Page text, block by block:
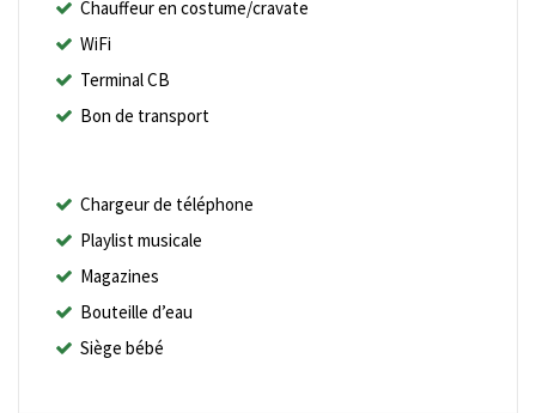
Chauffeur en costume/cravate
WiFi
Terminal CB
Bon de transport
Chargeur de téléphone
Playlist musicale
Magazines
Bouteille d’eau
Siège bébé